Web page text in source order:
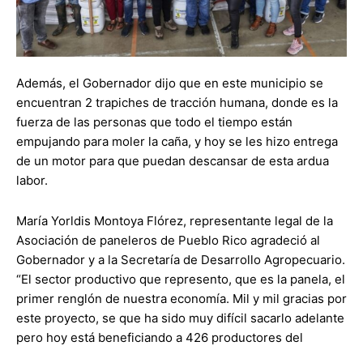
Además, el Gobernador dijo que en este municipio se
encuentran 2 trapiches de tracción humana, donde es la
fuerza de las personas que todo el tiempo están
empujando para moler la caña, y hoy se les hizo entrega
de un motor para que puedan descansar de esta ardua
labor.
María Yorldis Montoya Flórez, representante legal de la
Asociación de paneleros de Pueblo Rico agradeció al
Gobernador y a la Secretaría de Desarrollo Agropecuario.
“El sector productivo que represento, que es la panela, el
primer renglón de nuestra economía. Mil y mil gracias por
este proyecto, se que ha sido muy difícil sacarlo adelante
pero hoy está beneficiando a 426 productores del